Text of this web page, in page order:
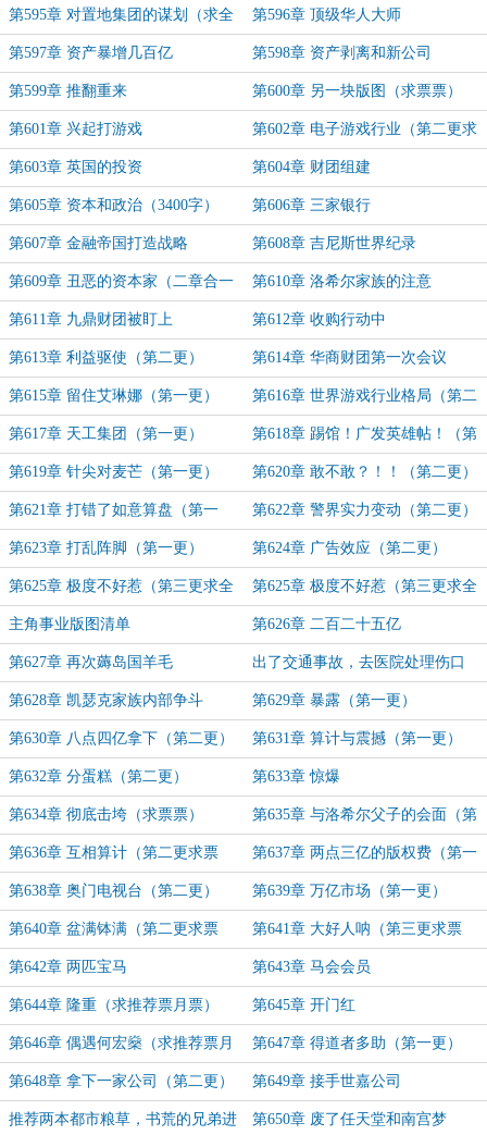
第595章 对置地集团的谋划（求全
订）
第596章 顶级华人大师
第597章 资产暴增几百亿 第598章 资产剥离和新公司
第599章 推翻重来 第600章 另一块版图（求票票）
第601章 兴起打游戏 第602章 电子游戏行业（第二更求
票）
第603章 英国的投资 第604章 财团组建
第605章 资本和政治（3400字） 第606章 三家银行
第607章 金融帝国打造战略 第608章 吉尼斯世界纪录
第609章 丑恶的资本家（二章合一
求票票）
第610章 洛希尔家族的注意
第611章 九鼎财团被盯上 第612章 收购行动中
第613章 利益驱使（第二更） 第614章 华商财团第一次会议
第615章 留住艾琳娜（第一更） 第616章 世界游戏行业格局（第二
更）
第617章 天工集团（第一更） 第618章 踢馆！广发英雄帖！（第
二更）
第619章 针尖对麦芒（第一更） 第620章 敢不敢？！！（第二更）
第621章 打错了如意算盘（第一
更）
第622章 警界实力变动（第二更）
第623章 打乱阵脚（第一更） 第624章 广告效应（第二更）
第625章 极度不好惹（第三更求全
订）
第625章 极度不好惹（第三更求全
订）
主角事业版图清单 第626章 二百二十五亿
第627章 再次薅岛国羊毛 出了交通事故，去医院处理伤口
第628章 凯瑟克家族内部争斗 第629章 暴露（第一更）
第630章 八点四亿拿下（第二更） 第631章 算计与震撼（第一更）
第632章 分蛋糕（第二更） 第633章 惊爆
第634章 彻底击垮（求票票） 第635章 与洛希尔父子的会面（第
一更）
第636章 互相算计（第二更求票
票）
第637章 两点三亿的版权费（第一
更）
第638章 奥门电视台（第二更） 第639章 万亿市场（第一更）
第640章 盆满钵满（第二更求票
票）
第641章 大好人呐（第三更求票
票）
第642章 两匹宝马 第643章 马会会员
第644章 隆重（求推荐票月票） 第645章 开门红
第646章 偶遇何宏燊（求推荐票月
票）
第647章 得道者多助（第一更）
第648章 拿下一家公司（第二更） 第649章 接手世嘉公司
推荐两本都市粮草，书荒的兄弟进 第650章 废了任天堂和南宫梦